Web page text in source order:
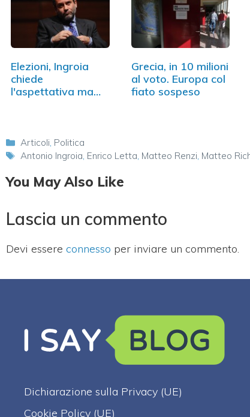
Elezioni, Ingroia
chiede
l'aspettativa ma
Grecia, in 10 milioni
al voto. Europa col
fiato sospeso
Categorie
Articoli, Politica
Tag
Antonio Ingroia, Enrico Letta, Matteo Renzi, Matteo
You May Also Like
Lascia un commento
Devi essere connesso per inviare un commento.
Dichiarazione sulla Privacy (UE)
Cookie Policy (UE)